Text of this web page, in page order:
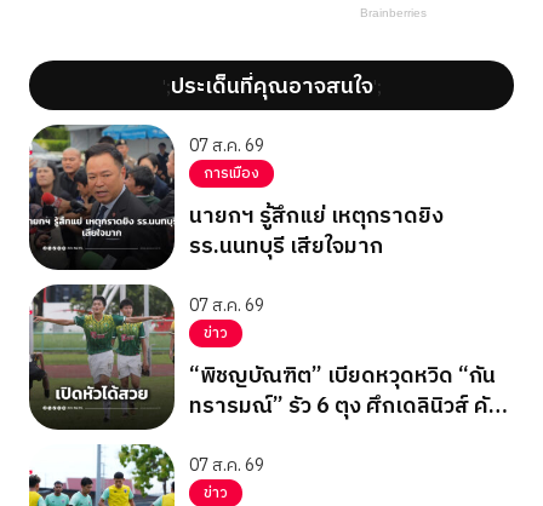
';ประเด็นที่คุณอาจสนใจ';
07 ส.ค. 69
การเมือง
นายกฯ รู้สึกแย่ เหตุกราดยิง
รร.นนทบุรี เสียใจมาก
07 ส.ค. 69
ข่าว
“พิชญบัณฑิต” เบียดหวุดหวิด “กัน
ทรารมณ์” รัว 6 ตุง ศึกเดลินิวส์ คัพ
07 ส.ค. 69
ข่าว